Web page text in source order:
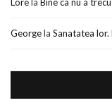
Georgela Sanatatea